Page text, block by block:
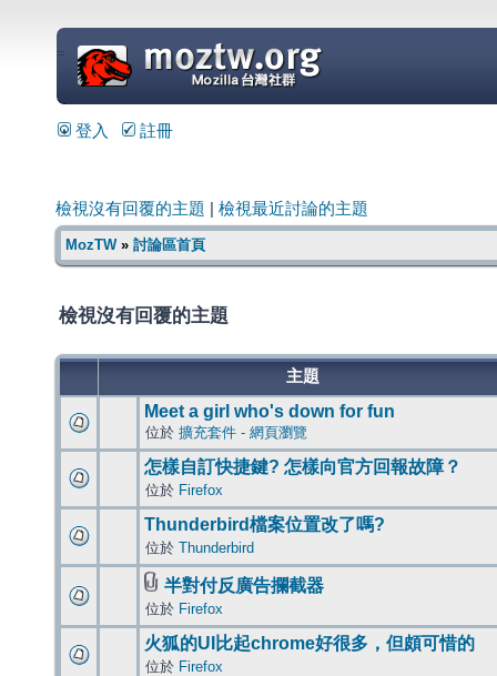
=
登入 註冊
檢視沒有回覆的主題 檢視最近討論的主題
MozTW» 討論區首頁
檢視沒有回覆的主題
主題
Meet a girl who's down for fun
位於 擴充套件 - 網頁瀏覽
怎樣自訂快捷鍵? 怎樣向官方回報故障？
位於 Firefox
Thunderbird檔案位置改了嗎?
位於 Thunderbird
半對付反廣告攔截器
位於 Firefox
火狐的UI比起chrome好很多，但頗可惜的
位於 Firefox